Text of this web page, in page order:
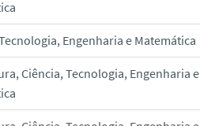
Engenharia e Matemática
Ciência, Tecnologia, Engenharia e